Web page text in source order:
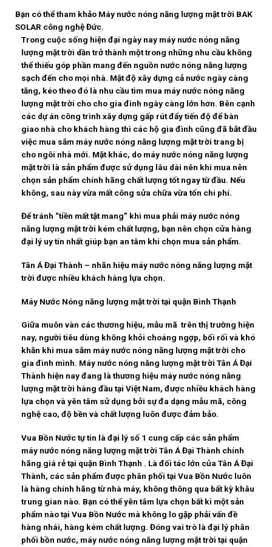
Bạn có thể tham khảo Máy nước nóng năng lượng mặt trời BAK
SOLAR công nghệ Đức.
Trong cuộc sống hiện đại ngày nay máy nước nóng năng
lượng mặt trời dần trở thành một trong những nhu cầu không
thể thiếu góp phần mang đến nguồn nước nóng năng lượng
sạch đến cho mọi nhà. Mật độ xây dựng cả nước ngày càng
tăng, kéo theo đó là nhu cầu tìm mua máy nước nóng năng
lượng mặt trời cho cho gia đình ngày càng lớn hơn. Bên cạnh
các dự án công trình xây dựng gấp rút đẩy tiến độ để bàn
giao nhà cho khách hàng thì các hộ gia đình cũng đã bắt đầu
việc mua sắm máy nước nóng năng lượng mặt trời trang bị
cho ngôi nhà mới. Mặt khác, do máy nước nóng năng lượng
mặt trời là sản phẩm được sử dụng lâu dài nên khi mua nên
chọn sản phẩm chính hãng chất lượng tốt ngay từ đầu. Nếu
không, sau này vừa mất công sửa chữa vừa tốn chi phí.
Để tránh “tiền mất tật mang” khi mua phải máy nước nóng
năng lượng mặt trời kém chất lượng, bạn nên chọn cửa hàng
đại lý uy tín nhất giúp bạn an tâm khi chọn mua sản phẩm.
Tân Á Đại Thành – nhãn hiệu máy nước nóng năng lượng mặt
trời được nhiều khách hàng lựa chọn.
Máy Nước Nóng năng lượng mặt trời tại quận Bình Thạnh
Giữa muôn vàn các thương hiệu, mẫu mã trên thị trường hiện
nay, người tiêu dùng không khỏi choáng ngợp, bối rối và khó
khăn khi mua sắm máy nước nóng năng lượng mặt trời cho
gia đình mình. Máy nước nóng năng lượng mặt trời Tân Á Đại
Thành hiện nay đang là thương hiệu máy nước nóng năng
lượng mặt trời hàng đầu tại Việt Nam, được nhiều khách hàng
lựa chọn và yên tâm sử dụng bởi sự đa dạng mẫu mã, công
nghệ cao, độ bền và chất lượng luôn được đảm bảo.
Vua Bồn Nước tự tin là đại lý số 1 cung cấp các sản phẩm
máy nước nóng năng lượng mặt trời Tân Á Đại Thành chính
hãng giá rẻ tại quận Bình Thạnh . Là đối tác lớn của Tân Á Đại
Thành, các sản phẩm được phân phối tại Vua Bồn Nước luôn
là hàng chính hãng từ nhà máy, không thông qua bất kỳ khâu
trung gian nào. Bạn có thể yên tâm lựa chọn bất kì một sản
phẩm nào tại Vua Bồn Nước mà không lo gặp phải vấn đề
hàng nhái, hàng kém chất lượng. Đóng vai trò là đại lý phân
phối bồn nước, máy nước nóng năng lượng mặt trời tại quận